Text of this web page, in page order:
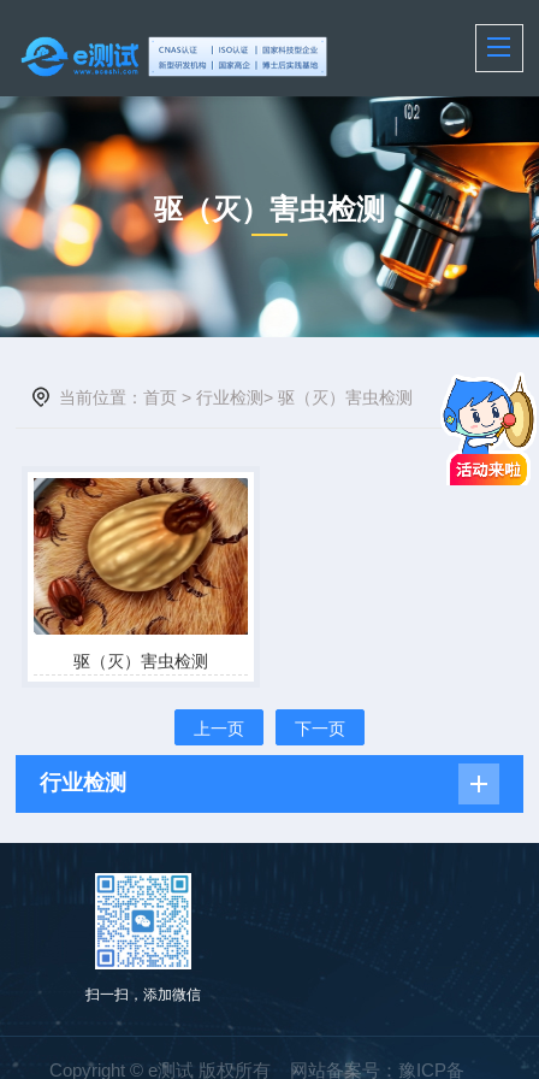
驱（灭）害虫检测
当前位置：首页 >行业检测>驱（灭）害虫检测
驱（灭）害虫检测
上一页 下一页
行业检测
扫一扫，添加微信
Copyright © e测试 版权所有 网站备案号：豫ICP备